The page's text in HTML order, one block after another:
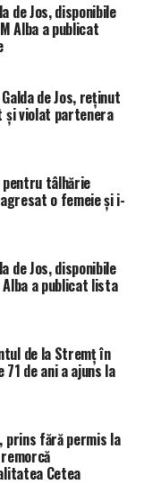
de Jos, disponibile
Alba a publicat
de Jos, reținut
și violat partenera
pentru tâlhărie
o femeie și i-
de Jos, disponibile
Alba a publicat lista
de la Stremț în
de ani a ajuns la
prins fără permis la
Cetea